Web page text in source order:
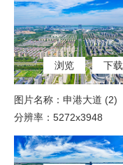
浏览 下载
图片名称：申港大道 (2)
分辨率：5272x3948